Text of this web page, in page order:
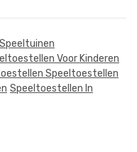
Voor Kinderen
Speeltoestellen
Speeltoestellen In